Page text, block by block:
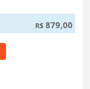
R$ 879,00